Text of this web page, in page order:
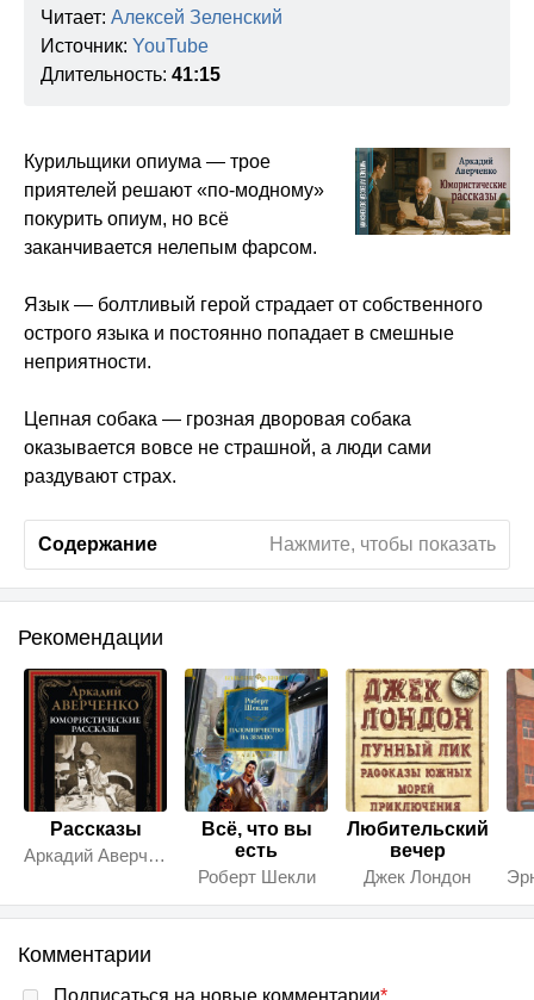
Читает: Алексей Зеленский
Источник: YouTube
Длительность: 41:15
Курильщики опиума — трое
приятелей решают «по-модному»
покурить опиум, но всё
заканчивается нелепым фарсом.
Язык — болтливый герой страдает от собственного
острого языка и постоянно попадает в смешные
неприятности.
Цепная собака — грозная дворовая собака
оказывается вовсе не страшной, а люди сами
раздувают страх.
Нажмите, чтобы показать
Содержание
Рекомендации
Рассказы
Аркадий Аверченко
Всё, что вы
есть
Роберт Шекли
Любительский
вечер
Джек Лондон
Комментарии
Подписаться на новые комментарии*